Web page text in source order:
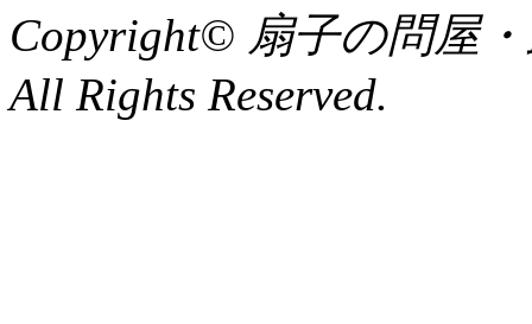
Copyright© 扇子の問屋
All Rights Reserved.